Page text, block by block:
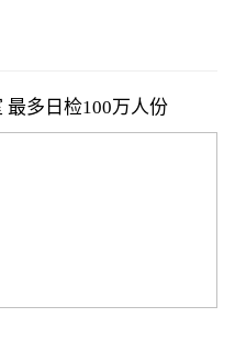
最多日检100万人份